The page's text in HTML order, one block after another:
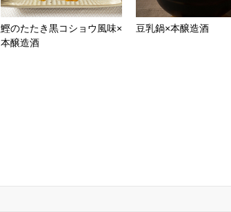
鰹のたたき黒コショウ風味×
本醸造酒
豆乳鍋×本醸造酒